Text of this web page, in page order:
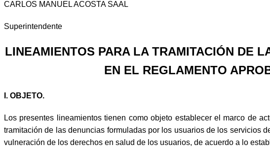
CARLOS MANUEL ACOSTA SAAL
Superintendente
LINEAMIENTOS PARA LA TRAMITACIÓN DE
EN EL REGLAMENTO
I. OBJETO.
Los presentes lineamientos tienen como objeto establecer el marco de
tramitación de las denuncias formuladas por los usuarios de los servicios
vulneración de los derechos en salud de los usuarios, de acuerdo a lo